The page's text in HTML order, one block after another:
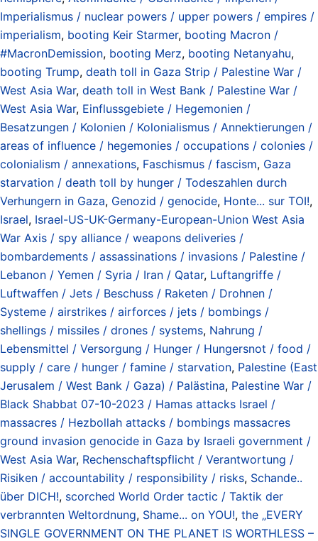
Imperialismus / nuclear powers / upper powers / empires /
imperialism, booting Keir Starmer, booting Macron /
#MacronDemission, booting Merz, booting Netanyahu,
booting Trump, death toll in Gaza Strip / Palestine War /
West Asia War, death toll in West Bank / Palestine War /
West Asia War, Einflussgebiete / Hegemonien /
Besatzungen / Kolonien / Kolonialismus / Annektierungen /
areas of influence / hegemonies / occupations / colonies /
colonialism / annexations, Faschismus / fascism, Gaza
starvation / death toll by hunger / Todeszahlen durch
Verhungern in Gaza, Genozid / genocide, Honte... sur TOI!,
Israel, Israel-US-UK-Germany-European-Union West Asia
War Axis / spy alliance / weapons deliveries /
bombardements / assassinations / invasions / Palestine /
Lebanon / Yemen / Syria / Iran / Qatar, Luftangriffe /
Luftwaffen / Jets / Beschuss / Raketen / Drohnen /
Systeme / airstrikes / airforces / jets / bombings /
shellings / missiles / drones / systems, Nahrung /
Lebensmittel / Versorgung / Hunger / Hungersnot / food /
supply / care / hunger / famine / starvation, Palestine (East
Jerusalem / West Bank / Gaza) / Palästina, Palestine War /
Black Shabbat 07-10-2023 / Hamas attacks Israel /
massacres / Hezbollah attacks / bombings massacres
ground invasion genocide in Gaza by Israeli government /
West Asia War, Rechenschaftspflicht / Verantwortung /
Risiken / accountability / responsibility / risks, Schande..
über DICH!, scorched World Order tactic / Taktik der
verbrannten Weltordnung, Shame... on YOU!, the „EVERY
SINGLE GOVERNMENT ON THE PLANET IS WORTHLESS –